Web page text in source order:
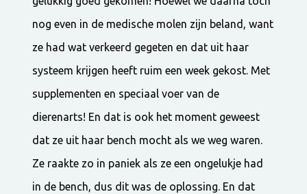
nog even in de medische molen zijn beland, want
ze had wat verkeerd gegeten en dat uit haar
systeem krijgen heeft ruim een week gekost. Met
supplementen en speciaal voer van de
dierenarts! En dat is ook het moment geweest
dat ze uit haar bench mocht als we weg waren.
Ze raakte zo in paniek als ze een ongelukje had
in de bench, dus dit was de oplossing. En dat